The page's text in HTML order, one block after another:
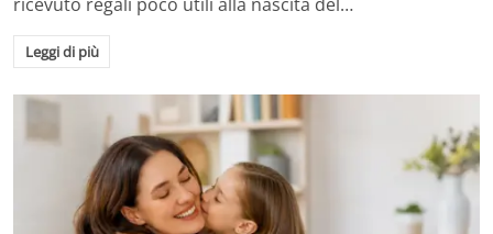
Leggi di più